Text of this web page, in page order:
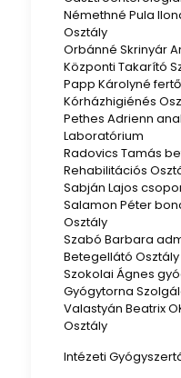
Némethné Pula
Osztály
Orbánné Skrinyár
Központi Takarító
Papp Károlyné
Kórházhigiénés
Pethes Adrienn
Laboratórium
Radovics Tamás
Rehabilitációs
Sabján Lajos
Salamon Péter
Osztály
Szabó Barbara
Betegellátó Osztály
Szokolai Ágnes
Gyógytorna
Valastyán Beatrix
Osztály
Intézeti